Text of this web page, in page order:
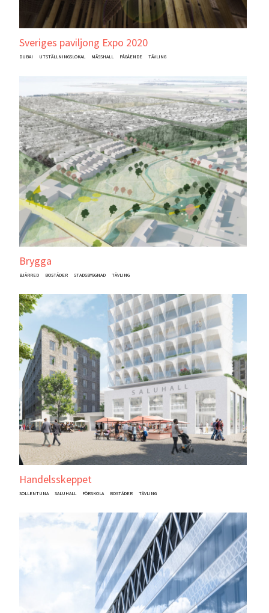
Sveriges paviljong Expo 2020
DUBAI UTSTÄLLNINGSLOKAL MÄSSHALL PÅGÅENDE TÄVLING
Brygga
BJÄRRED BOSTÄDER STADSBYGGNAD TÄVLING
Handelsskeppet
SOLLENTUNA SALUHALL FÖRSKOLA BOSTÄDER TÄVLING